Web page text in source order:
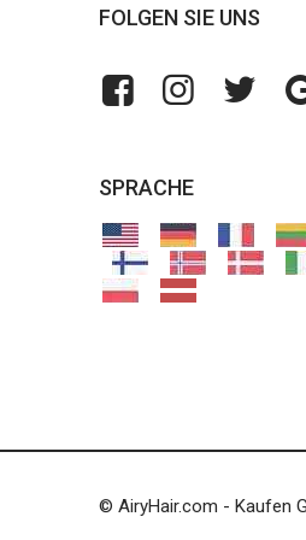
FOLGEN SIE UNS
SPRACHE
© AiryHair.com - Kaufen